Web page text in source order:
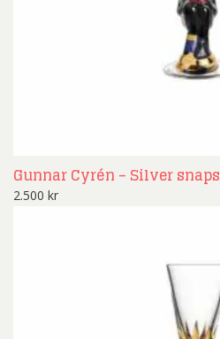
Gunnar Cyrén – Silver snaps
2.500 kr